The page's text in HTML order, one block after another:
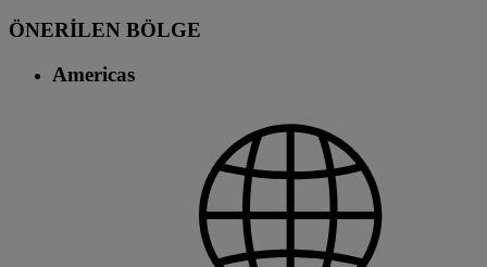
ÖNERİLEN BÖLGE
Americas